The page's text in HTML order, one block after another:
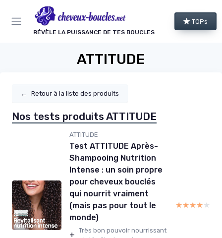
RÉVÈLE LA PUISSANCE DE TES BOUCLES
TOPs
ATTITUDE
← Retour à la liste des produits
Nos tests produits ATTITUDE
ATTITUDE
Test ATTITUDE Après-
Shampooing Nutrition
Intense : un soin propre
pour cheveux bouclés
qui nourrit vraiment
(mais pas pour tout le
monde)
+ Très bon pouvoir nourrissant
★★★★★
★★★★★
Panneau de gestion des cookies